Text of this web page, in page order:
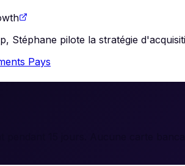
Stéphane pilote la stratégie
Pays